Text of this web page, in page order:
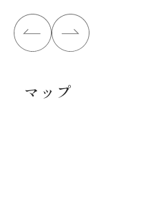
マップ